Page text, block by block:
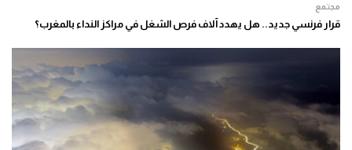
مجتمع
قرار فرنسي جديد.. هل يهدد آلاف فرص الشغل في مراكز النداء بالمغرب؟